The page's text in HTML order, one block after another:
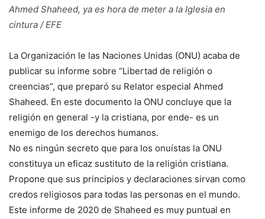
Ahmed Shaheed, ya es hora de meter a la Iglesia en
cintura / EFE
La Organización le las Naciones Unidas (ONU) acaba de
publicar su informe sobre “Libertad de religión o
creencias”, que preparó su Relator especial Ahmed
Shaheed. En este documento la ONU concluye que la
religión en general -y la cristiana, por ende- es un
enemigo de los derechos humanos.
No es ningún secreto que para los onuístas la ONU
constituya un eficaz sustituto de la religión cristiana.
Propone que sus principios y declaraciones sirvan como
credos religiosos para todas las personas en el mundo.
Este informe de 2020 de Shaheed es muy puntual en